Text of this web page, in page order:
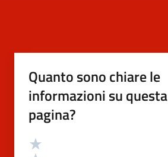
Quanto sono chiare le
informazioni su questa
pagina?
Valutazione